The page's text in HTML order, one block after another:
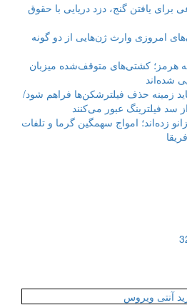
یافتن گنج، دزد دریایی با حقوق
امروزی وارث ژن‌هایی از دو گونه
هرمز؛ کشتی‌های متوقف‌شده میزبان
شده‌اند
زمینه حذف فیلترشکن‌ها فراهم شود/
فیلترینگ عبور می‌کنند
زده‌اند؛ امواج سهمگین گرما و تلفات
آنتی ویروس